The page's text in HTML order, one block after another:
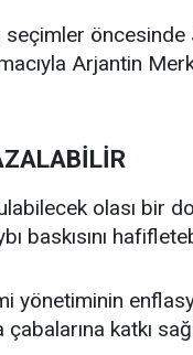
seçimler
Arjantin
olası bir
baskısını
yönetiminin
katkı